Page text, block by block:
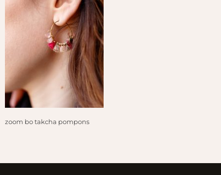
zoom bo takcha pompons